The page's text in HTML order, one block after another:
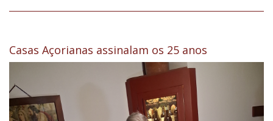
Casas Açorianas assinalam os 25 anos